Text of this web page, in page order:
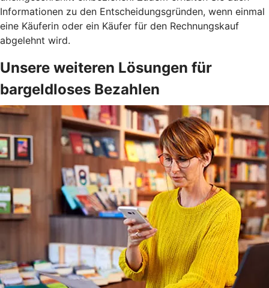
Informationen zu den Entscheidungsgründen, wenn einmal
eine Käuferin oder ein Käufer für den Rechnungskauf
abgelehnt wird.
Unsere weiteren Lösungen für
bargeldloses Bezahlen